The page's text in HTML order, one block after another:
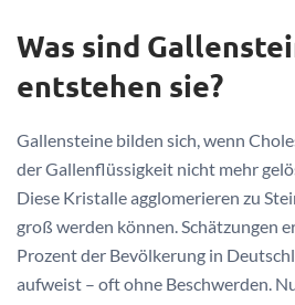
Was sind
entstehen sie?
Gallensteine bilden sich, wenn
der Gallenflüssigkeit nicht mehr
Diese Kristalle agglomerieren zu
groß werden können. Schätzungen
Prozent der Bevölkerung in
aufweist – oft ohne Beschwerden.